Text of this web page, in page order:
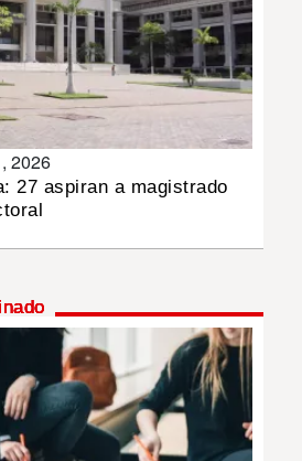
2026
27 aspiran a magistrado